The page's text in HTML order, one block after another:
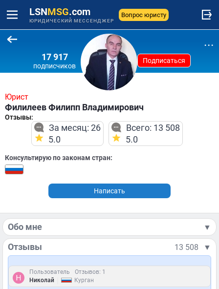
LSNMSG.com
ЮРИДИЧЕСКИЙ МЕССЕНДЖЕР
Вопрос юристу
17 917
подписчиков
Подписаться
...
Юрист
Филилеев Филипп Владимирович
Отзывы:
За месяц: 26
5.0
Всего: 13 508
5.0
Консультирую по законам стран:
Написать
Обо мне ▼
Отзывы 13 508 ▼
Пользователь
Отзывов: 1
Николай
Курган